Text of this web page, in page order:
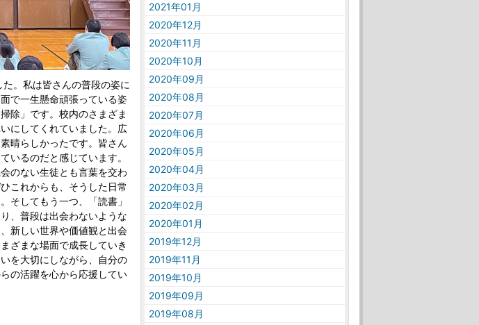
。私は皆さんの普段の姿に
で一生懸命頑張っている姿
除」です。校内のさまざま
にしてくれていました。広
晴らしかったです。皆さん
いるのだと感じています。
のない生徒とも言葉を交わ
これからも、そうした日常
そしてもう一つ、「読書」
、普段は出会わないような
新しい世界や価値観と出会
ざまな場面で成長していき
を大切にしながら、自分の
の活躍を心から応援してい
2021年01月
2020年12月
2020年11月
2020年10月
2020年09月
2020年08月
2020年07月
2020年06月
2020年05月
2020年04月
2020年03月
2020年02月
2020年01月
2019年12月
2019年11月
2019年10月
2019年09月
2019年08月